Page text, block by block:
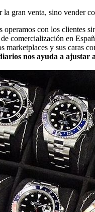
la gran venta, sino vender
operamos con los clientes
comercialización en
marketplaces y sus caras
nos ayuda a ajustar